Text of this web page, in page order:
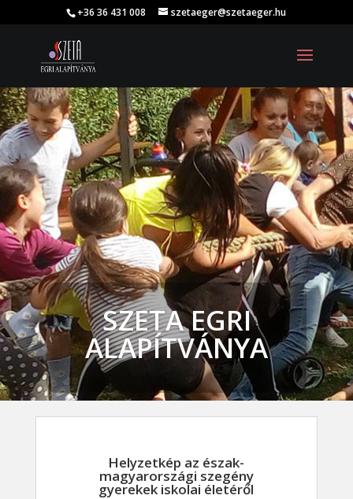
+36 36 431 008 szetaeger@szetaeger.hu
SZETA EGRI
ALAPÍTVÁNYA
Helyzetkép az észak-
magyarországi szegény
gyerekek iskolai életéről